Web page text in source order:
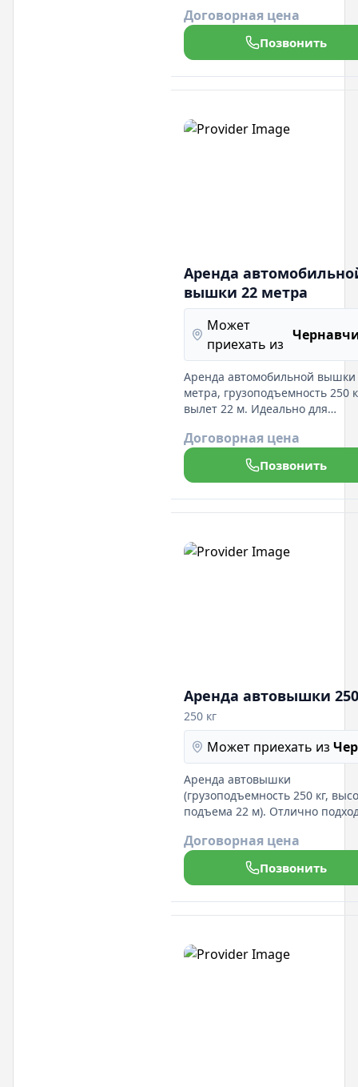
аренды и профессиональная
поддержка!
Договорная цена
Позвонить
Аренда
вышки 22 метра
Может
приехать из
Аренда автомобильной вышки
метра, грузоподъемность 250
вылет 22 м. Идеально для
работ на высоте.
профессионализм операторов
гарантированы.
Договорная цена
Позвонить
Аренда автовышки
250 кг
Может приехать из
Аренда автовышки
(грузоподъемность 250 кг,
подъема 22 м). Отлично
условия аренды и
профессиональная поддержка!
Договорная цена
Позвонить